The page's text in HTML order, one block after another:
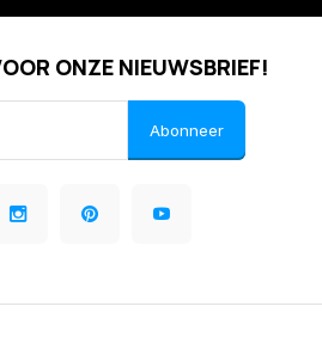
ONZE NIEUWSBRIEF!
Abonneer